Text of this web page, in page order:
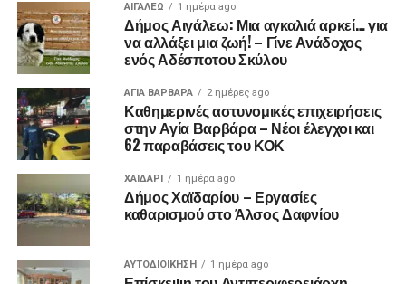
ΑΙΓΑΛΕΩ 1 ημέρα ago
Δήμος Αιγάλεω: Μια αγκαλιά αρκεί… για
να αλλάξει μια ζωή! – Γίνε Ανάδοχος
ενός Αδέσποτου Σκύλου
ΑΓΙΑ ΒΑΡΒΑΡΑ 2 ημέρες ago
Καθημερινές αστυνομικές επιχειρήσεις
στην Αγία Βαρβάρα – Νέοι έλεγχοι και
62 παραβάσεις του ΚΟΚ
ΧΑΪΔΑΡΙ 1 ημέρα ago
Δήμος Χαϊδαρίου – Εργασίες
καθαρισμού στο Άλσος Δαφνίου
ΑΥΤΟΔΙΟΊΚΗΣΗ 1 ημέρα ago